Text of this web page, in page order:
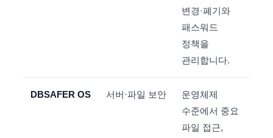
변경·폐기와
패스워드
정책을
관리합니다.
DBSAFER OS 서버·파일 보안
운영체제
수준에서 중요
파일 접근,